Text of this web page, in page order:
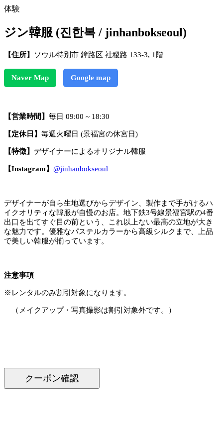
体験
ジン韓服 (진한복 / jinhanbokseoul)
【住所】 ソウル特別市 鐘路区 社稷路 133-3, 1階
Naver Map Google map
【営業時間】 毎日 09:00 ~ 18:30
【定休日】 毎週火曜日 (景福宮の休宮日)
【特徴】 デザイナーによるオリジナル韓服
【Instagram】 @jinhanbokseoul
デザイナーが自ら生地選びからデザイン、製作まで手がけるハ
イクオリティな韓服が自慢のお店。地下鉄3号線景福宮駅の4番
出口を出てすぐ目の前という、これ以上ない最高の立地が大き
な魅力です。優雅なパステルカラーから高級シルクまで、上品
で美しい韓服が揃っています。
注意事項
※レンタルのみ割引対象になります。
（メイクアップ・写真撮影は割引対象外です。）
クーポン確認